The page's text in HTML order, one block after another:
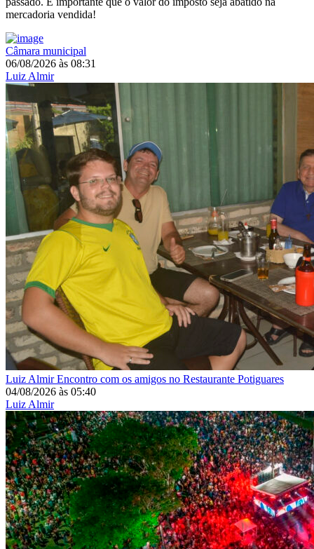
mercadoria vendida!
Câmara municipal
06/08/2026 às 08:31
Luiz Almir
Luiz AlmirEncontro com os amigos no Restaurante Potiguares
04/08/2026 às 05:40
Luiz Almir